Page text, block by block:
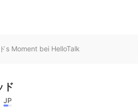
s Moment bei HelloTalk
ド
JP